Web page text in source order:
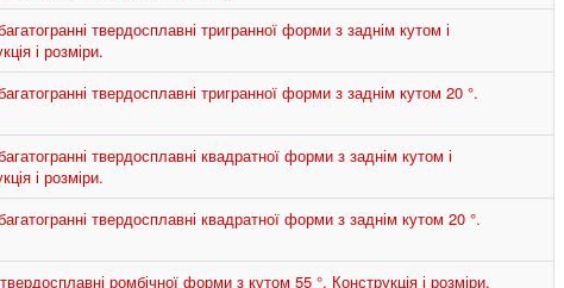
твердосплавні тригранної форми з заднім кутом і
і розміри.
твердосплавні тригранної форми з заднім кутом 20 °.
твердосплавні квадратної форми з заднім кутом і
і розміри.
твердосплавні квадратної форми з заднім кутом 20 °.
ромбічної форми з кутом 55 °. Конструкція і розміри.